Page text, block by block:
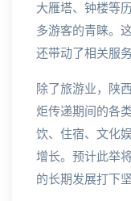
大雁塔、钟楼等
多游客的青睐。
还带动了相关服
除了旅游业，陕
炬传递期间的各
饮、住宿、文化
增长。预计此举
的长期发展打下